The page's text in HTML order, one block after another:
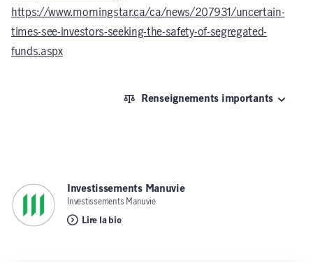
https://www.morningstar.ca/ca/news/207931/uncertain-
times-see-investors-seeking-the-safety-of-segregated-
funds.aspx
Renseignements importants
Investissements Manuvie,
Investissements Manuvie
Lire la bio